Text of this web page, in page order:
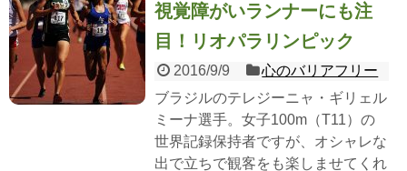
視覚障がいランナーにも注
目！リオパラリンピック
2016/9/9
心のバリアフリー
ブラジルのテレジーニャ・ギリェル
ミーナ選手。女子100m（T11）の
世界記録保持者ですが、オシャレな
出で立ちで観客をも楽しませてくれ